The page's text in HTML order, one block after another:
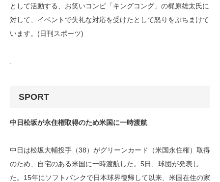
として活動する、お笑いコンビ「キングコング」の梶原雄太氏に
対して、イベントで失礼な対応を受けたとして怒りをぶちまけて
います。(日刊スポーツ)
.
SPORT
中日松坂が永住権取得のため米国に一時渡航
中日は松坂大輔投手（38）がグリーンカード（米国永住権）取得
のため、自宅のある米国に一時渡航した。5日、球団が発表し
た。15年にソフトバンクで日本球界復帰して以来、米国在住の家